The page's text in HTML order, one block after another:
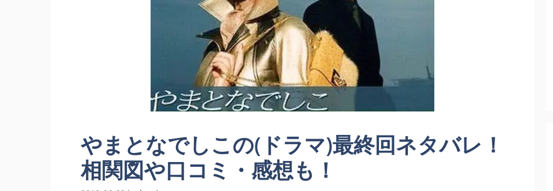
やまとなでしこの(ドラマ)最終回ネタバレ！
相関図や口コミ・感想も！